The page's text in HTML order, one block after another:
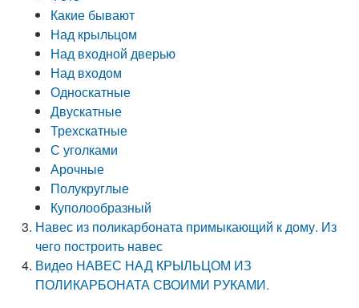
Какие бывают
Над крыльцом
Над входной дверью
Над входом
Односкатные
Двускатные
Трехскатные
С уголками
Арочные
Полукруглые
Куполообразный
Навес из поликарбоната примыкающий к дому. Из
чего построить навес
Видео НАВЕС НАД КРЫЛЬЦОМ ИЗ
ПОЛИКАРБОНАТА СВОИМИ РУКАМИ.